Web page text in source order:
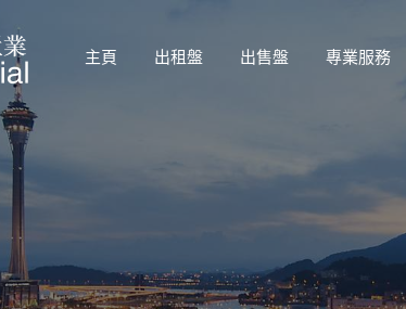
主頁 出租盤 出售盤 專業服務